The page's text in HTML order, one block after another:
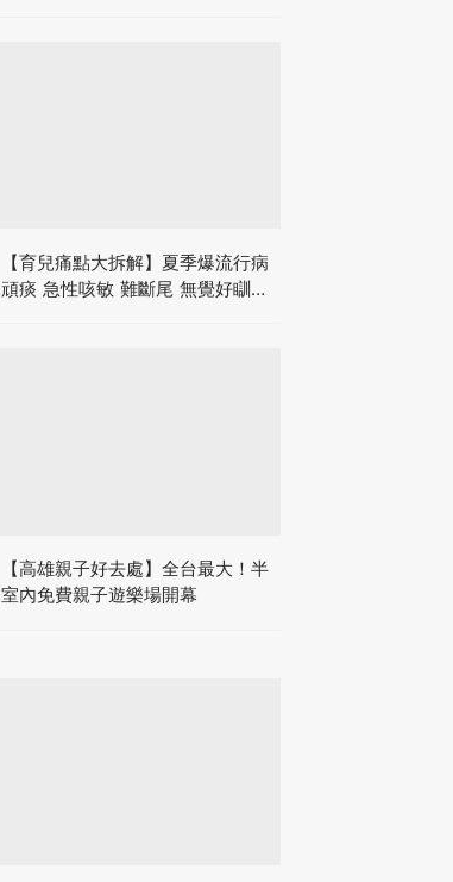
【育兒痛點大拆解】夏季爆流行病
頑痰 急性咳敏 難斷尾 無覺好瞓？
【高雄親子好去處】全台最大！半
室內免費親子遊樂場開幕